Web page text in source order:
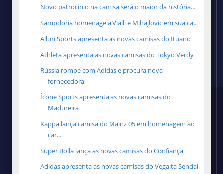
Novo patrocinio na camisa será o maior da história...
Sampdoria homenageia Vialli e Mihajlovic em sua ca...
Alluri Sports apresenta as novas camisas do Ituano
Athleta apresenta as novas camisas do Tokyo Verdy
Rússia rompe com Adidas e procura nova
fornecedora
Ícone Sports apresenta as novas camisas do
Madureira
Kappa lança camisa do Mainz 05 em homenagem ao
car...
Super Bolla lança as novas camisas do Confiança
Adidas apresenta as novas camisas do Vegalta Sendai